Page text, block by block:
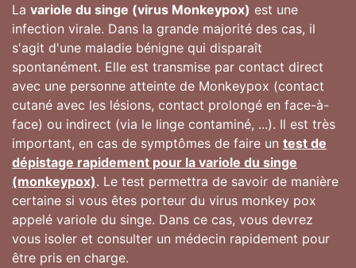
La variole du singe (virus Monkeypox) est une
infection virale. Dans la grande majorité des cas, il
s'agit d'une maladie bénigne qui disparaît
spontanément. Elle est transmise par contact direct
avec une personne atteinte de Monkeypox (contact
cutané avec les lésions, contact prolongé en face-à-
face) ou indirect (via le linge contaminé, ...). Il est très
important, en cas de symptômes de faire un test de
dépistage rapidement pour la variole du singe
(monkeypox). Le test permettra de savoir de manière
certaine si vous êtes porteur du virus monkey pox
appelé variole du singe. Dans ce cas, vous devrez
vous isoler et consulter un médecin rapidement pour
être pris en charge.